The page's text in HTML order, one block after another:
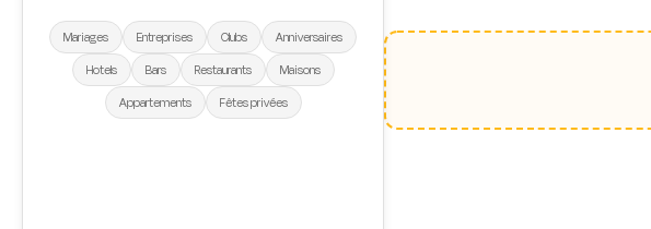
Mariages Entreprises Clubs
Anniversaires
Hotels
Bars Restaurants
Maisons
Appartements
Fêtes privées